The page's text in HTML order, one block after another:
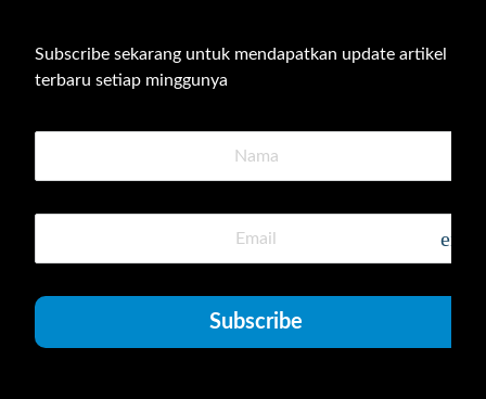
Subscribe sekarang untuk mendapatkan update artikel
terbaru setiap minggunya
Subscribe